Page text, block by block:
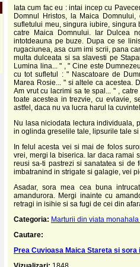
Iata cum fac eu : intai incep cu
Domnul Hristos, la Maica
sufletului meu, singura iubire, singura
catre Maica Domnului. Iar Dulcea
intotdeauna pe buze. Dupa ce se
rugaciunea, asa cum imi scrii, pana
multa dulceata si sa slavesti pe
Lumina lina... " , " Cine este
cu tot sufletul : " Nascatoare de
Marea Rosie... " si altele ca acestea.
Am vrut cu lacrimi sa te spal... " ,
toate acestea in trezvie, cu evlavie,
astfel, daca nu va lucra harul la
Nu lasa niciodata lectura individuala,
in oglinda greselile tale, lipsurile tale
In felul acesta vei si mai de folos
vrei, mergi la biserica. Iar daca ramai
reusi sa-ti pastrezi si sanatatea si de
imbatranind in strigate si galagie, vei
Asadar, sora mea cea buna
amandurora. Mergi inainte cu
retragi in isihie si sa fugi de cei din
Categoria: Marturii din viata
Cautare:
Prea Cuvioasa Maica Stareta si